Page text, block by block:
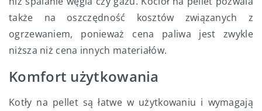
także na oszczędność kosztów związanych z
ogrzewaniem, ponieważ cena paliwa jest zwykle
niższa niż cena innych materiałów.
Komfort użytkowania
Kotły na pellet są łatwe w użytkowaniu i wymagają